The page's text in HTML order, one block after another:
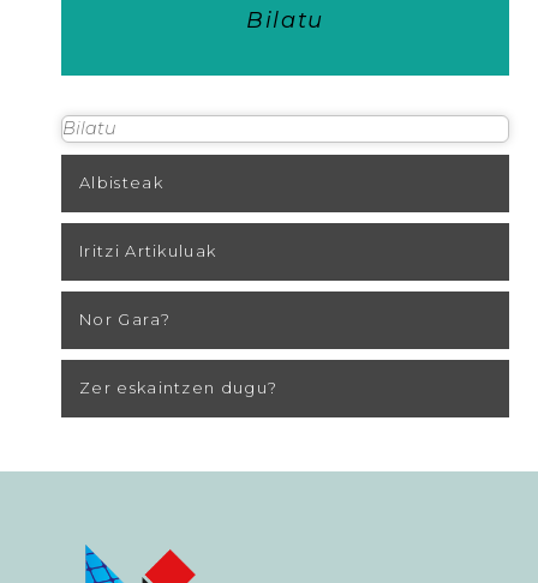
Bilatu
Albisteak
Iritzi Artikuluak
Nor Gara?
Zer eskaintzen dugu?